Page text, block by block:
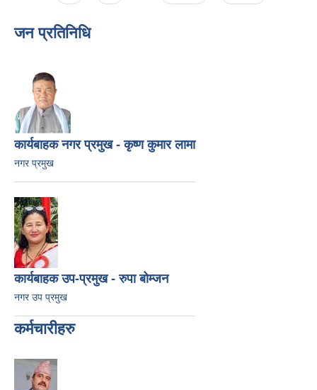
जन प्रतिनिधि
कार्यबाहक नगर प्रमुख - कृष्ण कुमार लामा
नगर प्रमुख
कार्यबाहक उप-प्रमुख - रुपा बोम्जन
नगर उप प्रमुख
कर्मचारीहरु